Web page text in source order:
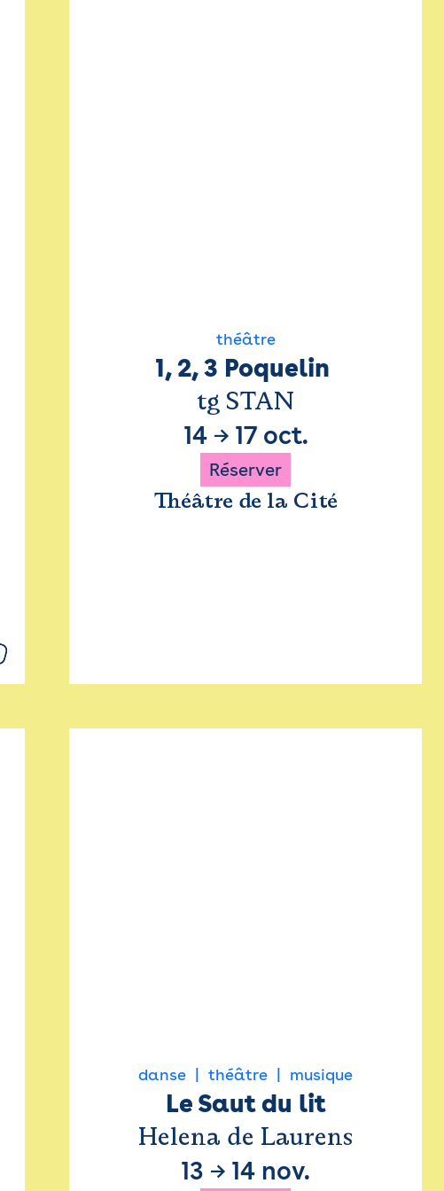
théâtre
1, 2, 3 Poquelin
tg STAN
14→ 17 oct.
Réserver
Théâtre de la Cité
danse théâtre musique
Le Saut du lit
Helena de Laurens
13 → 14 nov.